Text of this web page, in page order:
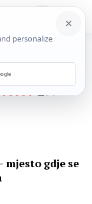
ZA
mjesto gdje se